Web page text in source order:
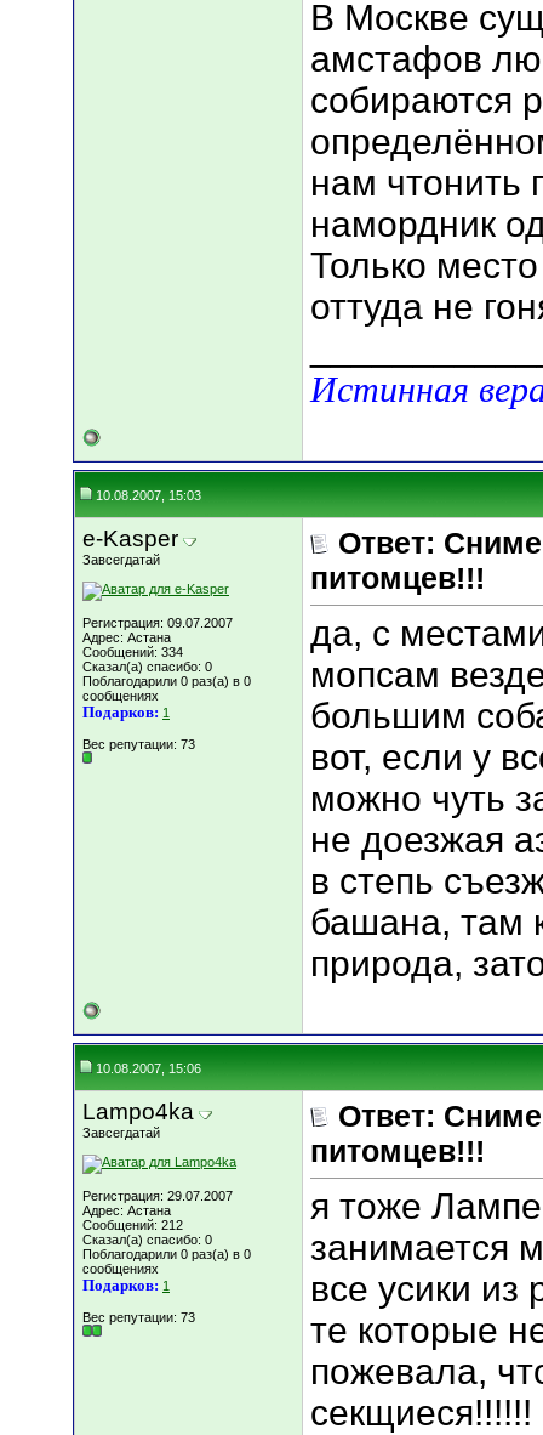
В Москве
амстафов
собираются
нам чтонить
намордник
Только
оттуда не
Истинная
10.08.2007, 15:03
e-Kasper
Завсегдатай
Регистрация: 09.07.2007
Адрес: Астана
Сообщений: 334
Сказал(а) спасибо: 0
Поблагодарили 0 раз(а) в 0
сообщениях
Подарков: 1
Вес репутации: 73
Ответ:
питомцев!!!
да, с
мопсам
большим
вот, если у
можно чуть
не доезжая
в степь
башана, там
природа,
10.08.2007, 15:06
Lampo4ka
Завсегдатай
Регистрация: 29.07.2007
Адрес: Астана
Сообщений: 212
Сказал(а) спасибо: 0
Поблагодарили 0 раз(а) в 0
сообщениях
Подарков: 1
Вес репутации: 73
Ответ:
питомцев!!!
я тоже
занимается
все усики из
те которые
пожевала,
секщиеся!!!!!!